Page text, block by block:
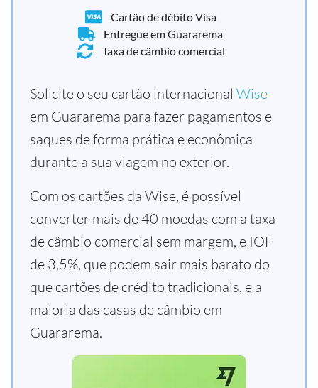
Cartão de débito Visa
Entregue em Guararema
Taxa de câmbio comercial
Solicite o seu cartão internacional Wise
em Guararema para fazer pagamentos e
saques de forma prática e econômica
durante a sua viagem no exterior.
Com os cartões da Wise, é possível
converter mais de 40 moedas com a taxa
de câmbio comercial sem margem, e IOF
de 3,5%, que podem sair mais barato do
que cartões de crédito tradicionais, e a
maioria das casas de câmbio em
Guararema.